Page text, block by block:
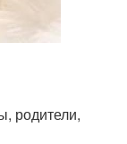
родители,